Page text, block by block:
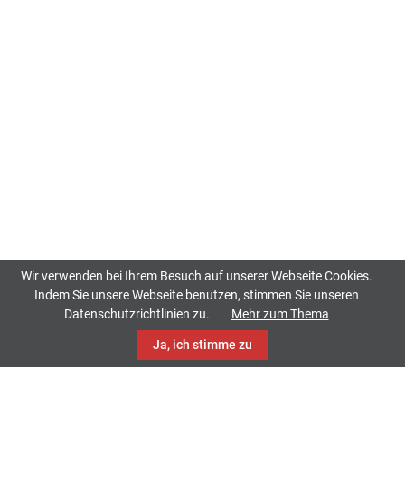
Wir verwenden bei Ihrem Besuch auf unserer Webseite Cookies.
Indem Sie unsere Webseite benutzen, stimmen Sie unseren
Datenschutzrichtlinien zu.
Mehr zum Thema
Ja, ich stimme zu